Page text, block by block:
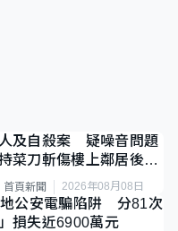
及自殺案 疑噪音問題
菜刀斬傷樓上鄰居後墮
首頁新聞 2026年08月08日
公安電騙陷阱 分81次
損失近6900萬元